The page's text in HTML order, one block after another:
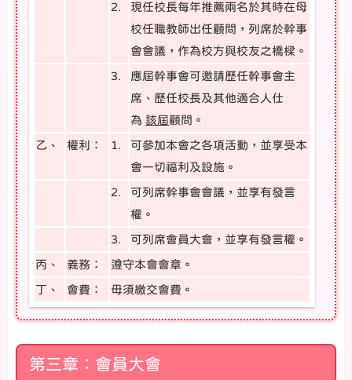
2.
現任校長每年推薦兩名於其時在母
校任職教師出任顧問，列席於幹事
會會議，作為校方與校友之橋樑。
3.
應屆幹事會可邀請歷任幹事會主
席、歷任校長及其他適合人仕
為 該屆顧問。
乙、 權利： 1.
可參加本會之各項活動，並享受本
會一切福利及設施。
2.
可列席幹事會會議，並享有發言
權。
3. 可列席會員大會，並享有發言權。
丙、 義務： 遵守本會會章。
丁、 會費： 毋須繳交會費。
第三章：會員大會